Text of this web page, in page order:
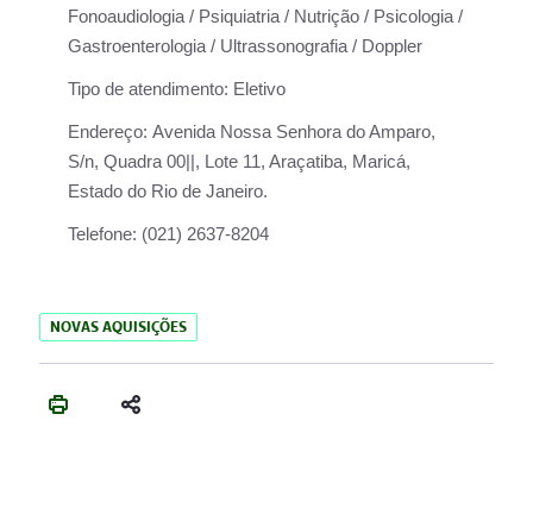
Fonoaudiologia / Psiquiatria / Nutrição / Psicologia /
Gastroenterologia / Ultrassonografia / Doppler
Tipo de atendimento: Eletivo
Endereço: Avenida Nossa Senhora do Amparo,
S/n, Quadra 00||, Lote 11, Araçatiba, Maricá,
Estado do Rio de Janeiro.
Telefone: (021) 2637-8204
NOVAS AQUISIÇÕES